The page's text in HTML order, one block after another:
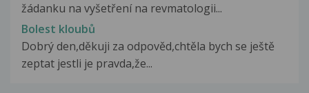
žádanku na vyšetření na revmatologii...
Bolest kloubů
Dobrý den,děkuji za odpověd,chtěla bych se ještě
zeptat jestli je pravda,že...